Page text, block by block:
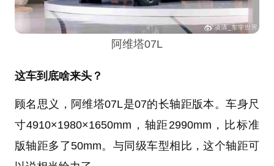
阿维塔07L
这车到底啥来头？
顾名思义，阿维塔07L是07的长轴距版本。车身尺
寸4910×1980×1650mm，轴距2990mm，比标准
版轴距多了50mm。与同级车型相比，这个轴距可